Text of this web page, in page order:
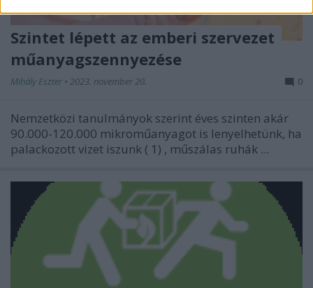
Szintet lépett az emberi szervezet
műanyagszennyezése
Mihály Eszter • 2023. november 20. 0
Nemzetközi tanulmányok szerint éves szinten akár
90.000-120.000 mikroműanyagot is lenyelhetünk, ha
palackozott vizet iszunk ( 1) , műszálas ruhák ...